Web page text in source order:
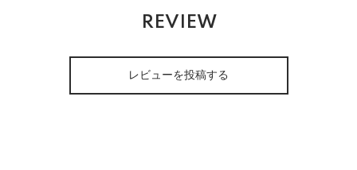
REVIEW
レビューを投稿する